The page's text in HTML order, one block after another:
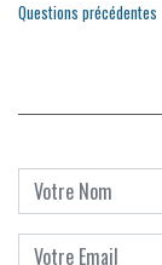
Questions précédentes